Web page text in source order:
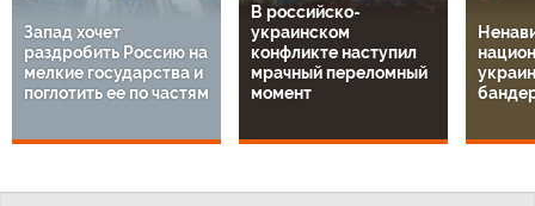
Запад хочет
раздробить Россию на
мелкие государства и
поглотить ее по частям
В российско-
украинском
конфликте наступил
мрачный переломный
момент